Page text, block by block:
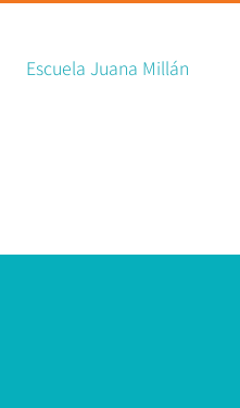
Escuela Juana Millán